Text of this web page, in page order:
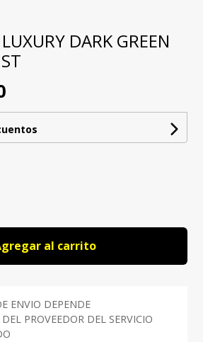
DARK GREEN
al carrito
ENVIO DEPENDE
PROVEEDOR DEL SERVICIO